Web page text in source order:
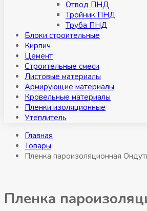
Отвод ПНД
Тройник ПНД
Труба ПНД
Блоки строительные
Кирпич
Цемент
Строительные смеси
Листовые материалы
Армирующие материалы
Кровельные материалы
Пленки изоляционные
Утеплитель
Главная
Товары
Пленка пароизоляционная
Пленка